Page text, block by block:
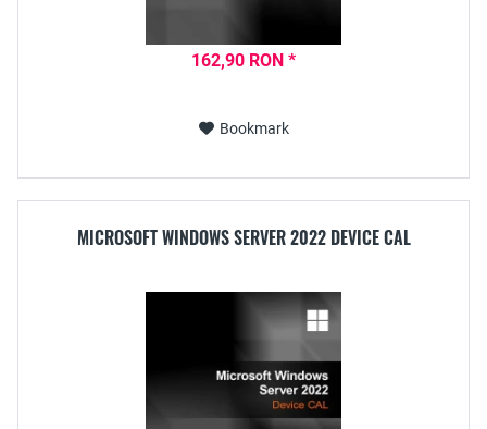
162,90 RON *
Bookmark
MICROSOFT WINDOWS SERVER 2022 DEVICE CAL